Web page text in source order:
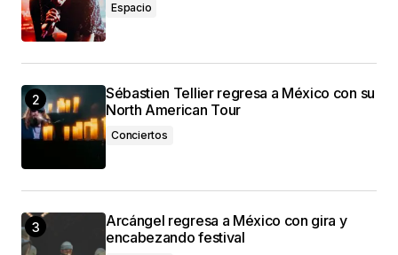
Espacio
Sébastien Tellier regresa a México con su
North American Tour
Conciertos
Arcángel regresa a México con gira y
encabezando festival